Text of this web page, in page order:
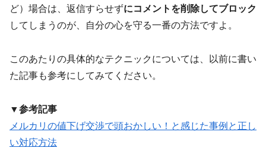
ど）場合は、返信すらせずにコメントを削除してブロック
してしまうのが、自分の心を守る一番の方法ですよ。
このあたりの具体的なテクニックについては、以前に書い
た記事も参考にしてみてください。
▼参考記事
メルカリの値下げ交渉で頭おかしい！と感じた事例と正し
い対応方法